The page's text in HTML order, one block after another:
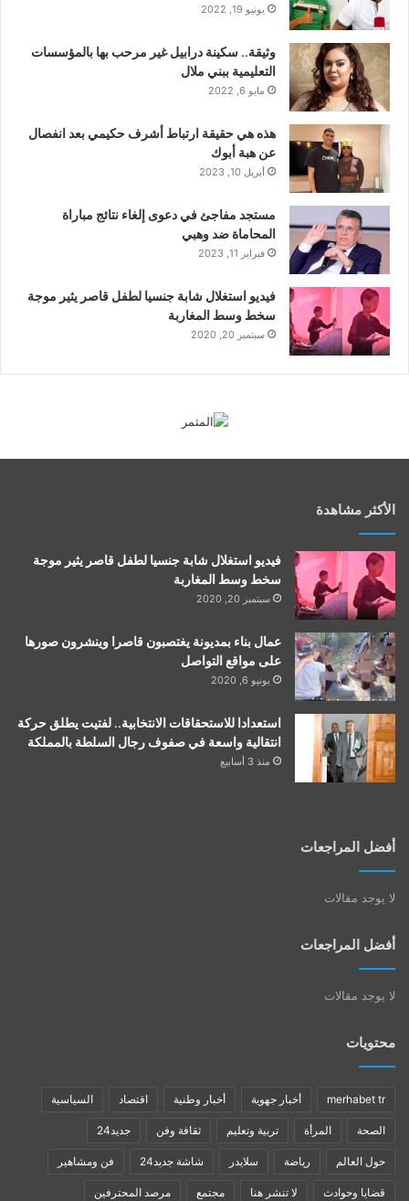
يونيو 19, 2022
وثيقة.. سكينة درابيل غير مرحب بها بالمؤسسات
التعليمية ببني ملال
مايو 6, 2022
هذه هي حقيقة ارتباط أشرف حكيمي بعد انفصال
عن هبة أبوك
أبريل 10, 2023
مستجد مفاجئ في دعوى إلغاء نتائج مباراة
المحاماة ضد وهبي
فبراير 11, 2023
فيديو استغلال شابة جنسيا لطفل قاصر يثير موجة
سخط وسط المغاربة
سبتمبر 20, 2020
الأكثر مشاهدة
فيديو استغلال شابة جنسيا لطفل قاصر يثير موجة
سخط وسط المغاربة
سبتمبر 20, 2020
عمال بناء بمديونة يغتصبون قاصرا وينشرون صورها
على مواقع التواصل
يونيو 6, 2020
استعدادا للاستحقاقات الانتخابية.. لفتيت يطلق حركة
انتقالية واسعة في صفوف رجال السلطة بالمملكة
منذ 3 أسابيع
أفضل المراجعات
لا يوجد مقالات
أفضل المراجعات
لا يوجد مقالات
محتويات
merhabet tr أخبار جهوية أخبار وطنية اقتصاد السياسية
الصحة المرأة تربية وتعليم ثقافة وفن جديد24
حول العالم رياضة سلايدر شاشة جديد24 فن ومشاهير
قضايا وحوادث لا تنشر هنا مجتمع مرصد المحترفين